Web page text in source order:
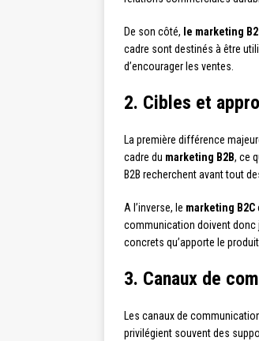
De son côté, le marketing
cadre sont destinés à être
d’encourager les ventes.
2. Cibles et
La première différence
cadre du marketing B2B, ce
B2B recherchent avant tout
A l’inverse, le marketing B2C
communication doivent donc
concrets qu’apporte le
3. Canaux de
Les canaux de
privilégient souvent des